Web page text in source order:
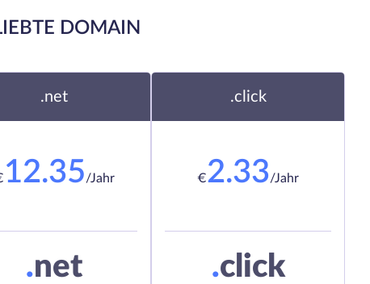
DOMAIN
.net
12.35/Jahr
.net
.click
€2.33/Jahr
.click